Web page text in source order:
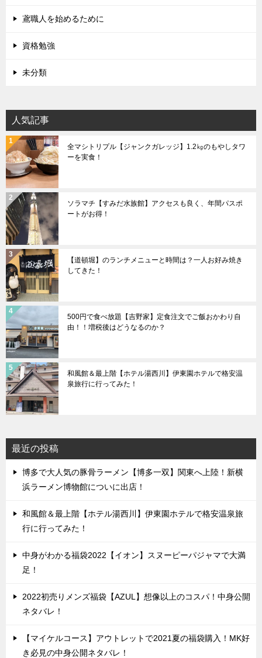
鳶職人を始めるために
資格勉強
未分類
人気記事
全マシトリプル【ジャンクガレッジ】1.2㎏のもやしタワ
ーを実食！
ソラマチ【すみだ水族館】アクセスも良く、年間パスポ
ートがお得！
【道頓堀】のランチメニューと時間は？一人お好み焼き
してきた！
500円で食べ放題【吉野家】定食注文でご飯おかわり自
由！！増税後はどうなるのか？
和風館＆最上階【ホテル湯西川】伊東園ホテルで格安温
泉旅行に行ってみた！
最近の投稿
博多で大人気の豚骨ラーメン【博多一双】関東へ上陸！新横
浜ラーメン博物館についに出店！
和風館＆最上階【ホテル湯西川】伊東園ホテルで格安温泉旅
行に行ってみた！
中身がわかる福袋2022【イオン】スヌーピーパジャマで大満
足！
2022初売りメンズ福袋【AZUL】想像以上のコスパ！中身公開
ネタバレ！
【マイケルコース】アウトレットで2021夏の福袋購入！MK好
き必見の中身公開ネタバレ！